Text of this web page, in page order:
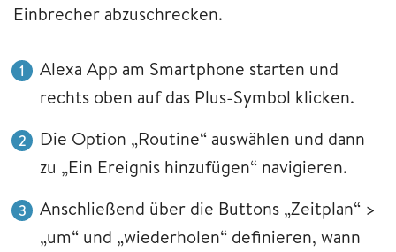
Einbrecher abzuschrecken.
Alexa App am Smartphone starten und
rechts oben auf das Plus-Symbol klicken.
Die Option „Routine“ auswählen und dann
zu „Ein Ereignis hinzufügen“ navigieren.
Anschließend über die Buttons „Zeitplan“ >
„um“ und „wiederholen“ definieren, wann